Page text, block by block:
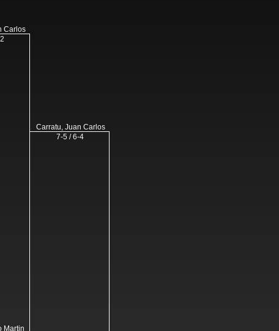
Carlos
Martin
Carratu, Juan Carlos
7-5 / 6-4